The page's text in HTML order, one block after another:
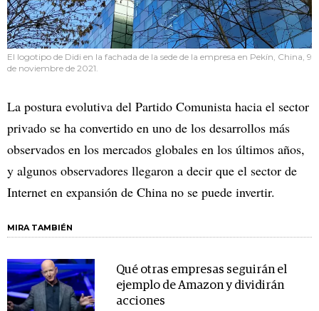
El logotipo de Didi en la fachada de la sede de la empresa en Pekín, China, 9
de noviembre de 2021.
La postura evolutiva del Partido Comunista hacia el sector
privado se ha convertido en uno de los desarrollos más
observados en los mercados globales en los últimos años,
y algunos observadores llegaron a decir que el sector de
Internet en expansión de China no se puede invertir.
MIRA TAMBIÉN
Qué otras empresas seguirán el
ejemplo de Amazon y dividirán
acciones